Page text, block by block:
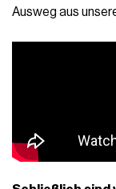
Ausweg aus